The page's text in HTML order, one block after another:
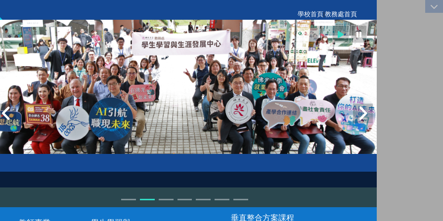
學校首頁|教務處首頁
垂直整合方案課程